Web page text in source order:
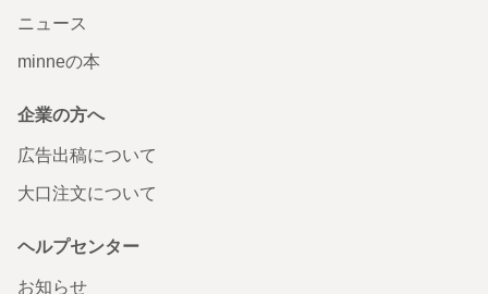
ニュース
minneの本
企業の方へ
広告出稿について
大口注文について
ヘルプセンター
お知らせ